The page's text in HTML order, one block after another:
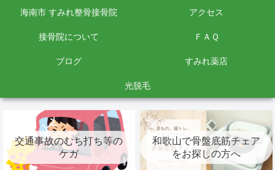
海南市 すみれ整骨接骨院 アクセス
接骨院について ＦＡＱ
ブログ すみれ薬店
光脱毛
交通事故のむち打ち等の
ケガ
和歌山で骨盤底筋チェア
をお探しの方へ